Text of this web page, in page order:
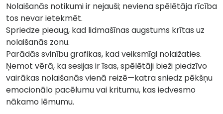
Nolaišanās notikumi ir nejauši; neviena spēlētāja rīcība
tos nevar ietekmēt.
Spriedze pieaug, kad lidmašīnas augstums krītas uz
nolaišanās zonu.
Parādās svinību grafikas, kad veiksmīgi nolaižaties.
Ņemot vērā, ka sesijas ir īsas, spēlētāji bieži piedzīvo
vairākas nolaišanās vienā reizē—katra sniedz pēkšņu
emocionālo pacēlumu vai kritumu, kas iedvesmo
nākamo lēmumu.